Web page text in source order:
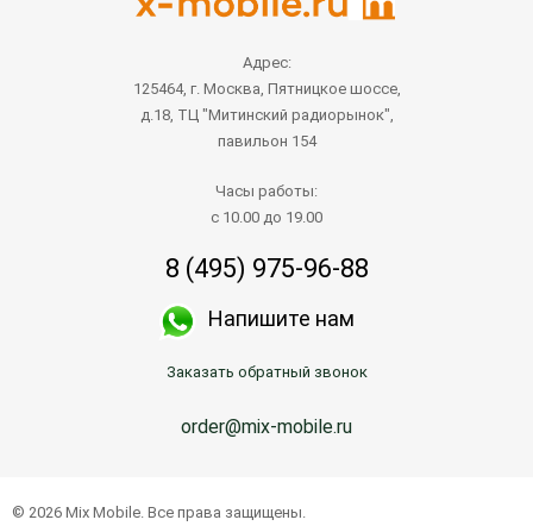
Адрес:
125464, г. Москва, Пятницкое шоссе,
д.18, ТЦ "Митинский радиорынок",
павильон 154
Часы работы:
с 10.00 до 19.00
8 (495) 975-96-88
Напишите нам
Заказать обратный звонок
order@mix-mobile.ru
© 2026 Mix Mobile. Все права защищены.